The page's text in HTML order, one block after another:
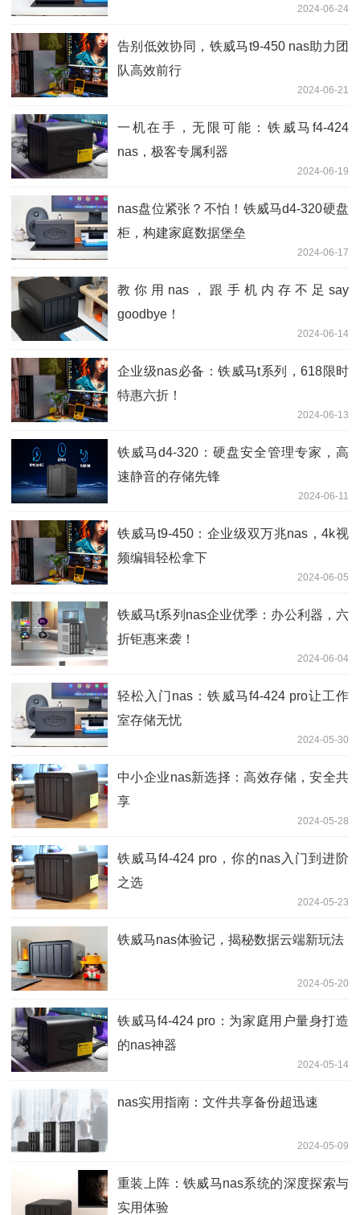
2024-06-24
告别低效协同，铁威马t9-450 nas助力团
队高效前行
2024-06-21
一机在手，无限可能：铁威马f4-424
nas，极客专属利器
2024-06-19
nas盘位紧张？不怕！铁威马d4-320硬盘
柜，构建家庭数据堡垒
2024-06-17
教你用nas，跟手机内存不足say
goodbye！
2024-06-14
企业级nas必备：铁威马t系列，618限时
特惠六折！
2024-06-13
铁威马d4-320：硬盘安全管理专家，高
速静音的存储先锋
2024-06-11
铁威马t9-450：企业级双万兆nas，4k视
频编辑轻松拿下
2024-06-05
铁威马t系列nas企业优季：办公利器，六
折钜惠来袭！
2024-06-04
轻松入门nas：铁威马f4-424 pro让工作
室存储无忧
2024-05-30
中小企业nas新选择：高效存储，安全共
享
2024-05-28
铁威马f4-424 pro，你的nas入门到进阶
之选
2024-05-23
铁威马nas体验记，揭秘数据云端新玩法
2024-05-20
铁威马f4-424 pro：为家庭用户量身打造
的nas神器
2024-05-14
nas实用指南：文件共享备份超迅速
2024-05-09
重装上阵：铁威马nas系统的深度探索与
实用体验